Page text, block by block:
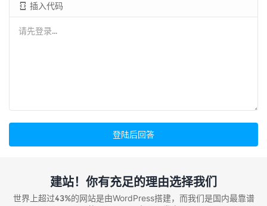
 插入代码
登陆后回答
建站！你有充足的理由选择我们
世界上超过43%的网站是由WordPress搭建，而我们是国内最靠谱